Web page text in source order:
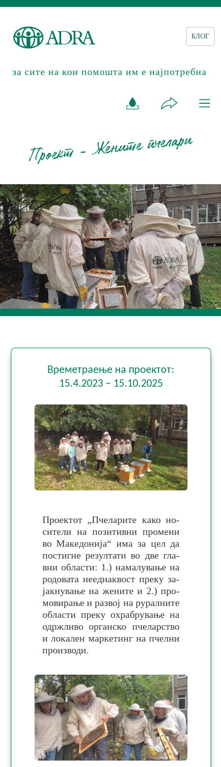
БЛОГ
за сите на кои помошта им е најпотребна
Проект - Жените пчелари
Времетраење на проектот:
15.4.2023 – 15.10.2025
Проектот „Пчеларите како но­
си­те­ли на по­зи­тив­ни про­ме­ни
во Ма­ке­до­нија“ има за цел да
по­сти­гне ре­зул­тати во две гла­
вни об­ла­сти: 1.) на­ма­лу­ва­ње на
ро­до­ва­та не­една­квост пре­ку за­
јак­ну­вање на же­ните и 2.) про­
мо­вирање и раз­вој на ру­рал­ните
об­ла­сти пре­ку охра­бру­вање на
одрж­ливо ор­ган­ско пче­лар­ство
и ло­ка­лен мар­ке­тинг на пче­лни
про­из­води.